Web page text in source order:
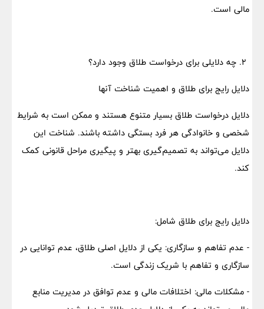
مالی است.
دلایل رایج برای طلاق و اهمیت شناخت آنها
دلایل درخواست طلاق بسیار متنوع هستند و ممکن است به شرایط
شخصی و خانوادگی هر فرد بستگی داشته باشند. شناخت این
دلایل می‌تواند به تصمیم‌گیری بهتر و پیگیری مراحل قانونی کمک
کند.
دلایل رایج برای طلاق شامل:
- عدم تفاهم و سازگاری: یکی از دلایل اصلی طلاق، عدم توانایی در
سازگاری و تفاهم با شریک زندگی است.
- مشکلات مالی: اختلافات مالی و عدم توافق در مدیریت منابع